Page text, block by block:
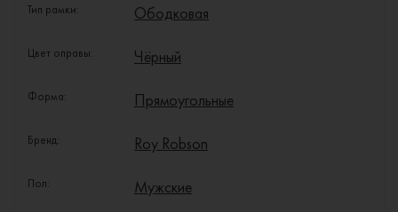
Тип рамки: Ободковая
Цвет оправы: Чёрный
Форма: Прямоугольные
Бренд: Roy Robson
Пол: Мужские